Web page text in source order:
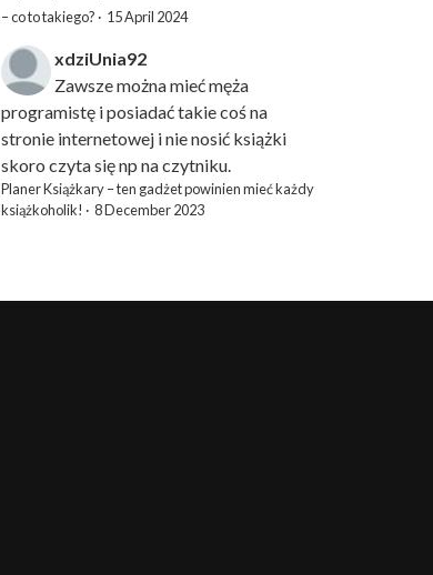
– co to takiego? · 15 April 2024
xdziUnia92
Zawsze można mieć męża
programistę i posiadać takie coś na
stronie internetowej i nie nosić książki
skoro czyta się np na czytniku.
Planer Książkary – ten gadżet powinien mieć każdy
książkoholik! · 8 December 2023